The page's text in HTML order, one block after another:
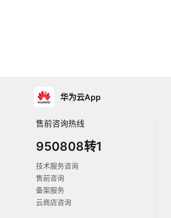
华为云App
售前咨询热线
950808转1
技术服务咨询
售前咨询
备案服务
云商店咨询